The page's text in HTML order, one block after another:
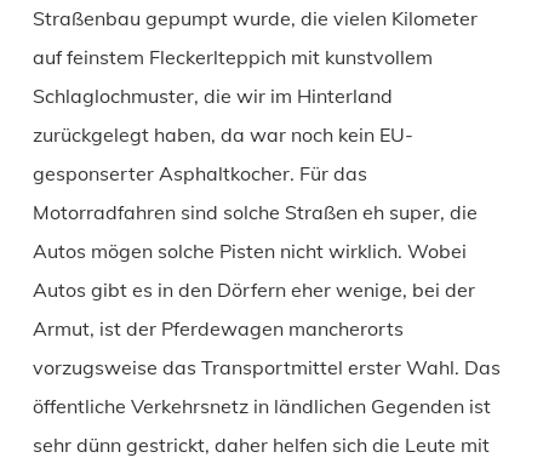
Straßenbau gepumpt wurde, die vielen Kilometer
auf feinstem Fleckerlteppich mit kunstvollem
Schlaglochmuster, die wir im Hinterland
zurückgelegt haben, da war noch kein EU-
gesponserter Asphaltkocher. Für das
Motorradfahren sind solche Straßen eh super, die
Autos mögen solche Pisten nicht wirklich. Wobei
Autos gibt es in den Dörfern eher wenige, bei der
Armut, ist der Pferdewagen mancherorts
vorzugsweise das Transportmittel erster Wahl. Das
öffentliche Verkehrsnetz in ländlichen Gegenden ist
sehr dünn gestrickt, daher helfen sich die Leute mit